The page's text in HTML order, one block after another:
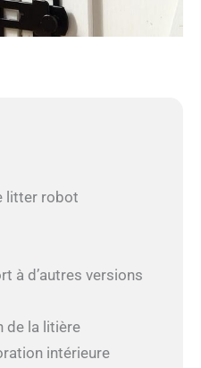
litter robot
à d’autres versions
de la litière
intérieure